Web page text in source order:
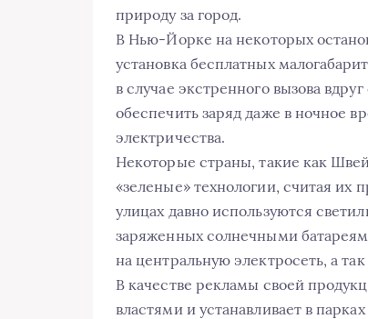
природу за город.
В Нью-Йорке на некоторых
установка бесплатных
в случае экстренного вызова
обеспечить заряд даже в ночное
электричества.
Некоторые страны, такие как
«зеленые» технологии, считая их
улицах давно используются
заряженных солнечными
на центральную электросеть, а
В качестве рекламы своей
властями и устанавливает в